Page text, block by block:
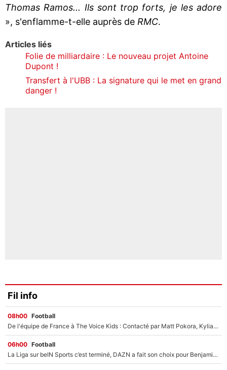
Thomas Ramos... Ils sont trop forts, je les adore
», s'enflamme-t-elle auprès de RMC.
Articles liés
Folie de milliardaire : Le nouveau projet Antoine
Dupont !
Transfert à l'UBB : La signature qui le met en grand
danger !
Fil info
08h00 Football
De l'équipe de France à The Voice Kids : Contacté par Matt Pokora, Kylian Mbappé a accepté de jouer un rôle inédit sur TF1 !
06h00 Football
La Liga sur beIN Sports c’est terminé, DAZN a fait son choix pour Benjamin Da Silva et Omar Da Fonseca !